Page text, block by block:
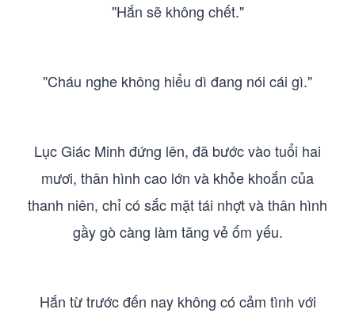
"Hắn sẽ không chết."
"Cháu nghe không hiểu dì đang nói cái gì."
Lục Giác Minh đứng lên, đã bước vào tuổi hai
mươi, thân hình cao lớn và khỏe khoắn của
thanh niên, chỉ có sắc mặt tái nhợt và thân hình
gầy gò càng làm tăng vẻ ốm yếu.
Hắn từ trước đến nay không có cảm tình với